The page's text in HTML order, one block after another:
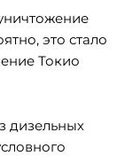
это стало
Токио
дизельных